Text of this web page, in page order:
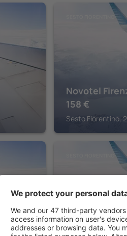
SESTO FIORENTINO
Novotel
158 €
Sesto Fiorentino,
SESTO FIORENTINO
ibis Firenze